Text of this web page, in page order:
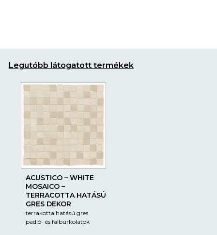
Legutóbb látogatott termékek
ACUSTICO – WHITE
MOSAICO –
TERRACOTTA HATÁSÚ
GRES DEKOR
terrakotta hatású gres
padló- és falburkolatok